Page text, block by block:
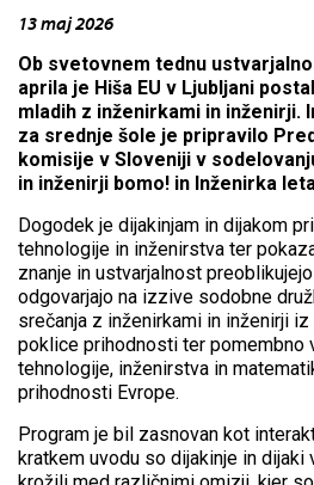
13 maj 2026
Ob svetovnem tednu
aprila je Hiša EU v Ljubljani
mladih z inženirkami in inženirji.
za srednje šole je pripravilo
komisije v Sloveniji v
in inženirji bomo! in Inženirka
Dogodek je dijakinjam in dijakom
tehnologije in inženirstva ter
znanje in ustvarjalnost
odgovarjajo na izzive sodobne
srečanja z inženirkami in inženirji
poklice prihodnosti ter pomembno
tehnologije, inženirstva in
prihodnosti Evrope.
Program je bil zasnovan kot
kratkem uvodu so dijakinje in dijaki